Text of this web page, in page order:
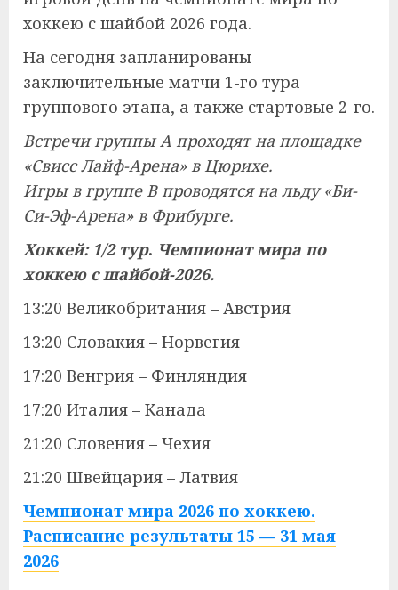
хоккею с шайбой 2026 года.
На сегодня запланированы
заключительные матчи 1-го тура
группового этапа, а также стартовые 2-го.
Встречи группы А проходят на площадке
«Свисс Лайф-Арена» в Цюрихе.
Игры в группе В проводятся на льду «Би-
Си-Эф-Арена» в Фрибурге.
Хоккей: 1/2 тур. Чемпионат мира по
хоккею с шайбой-2026.
13:20 Великобритания – Австрия
13:20 Словакия – Норвегия
17:20 Венгрия – Финляндия
17:20 Италия – Канада
21:20 Словения – Чехия
21:20 Швейцария – Латвия
Чемпионат мира 2026 по хоккею.
Расписание результаты 15 — 31 мая
2026